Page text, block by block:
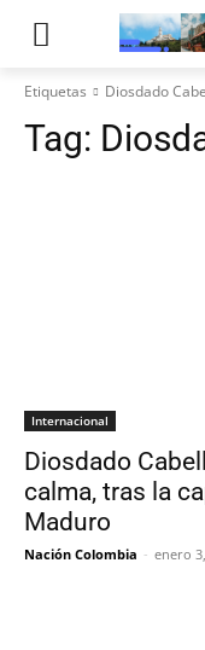
Etiquetas Diosdado
Tag:
Internacional
Diosdado
calma, tras la
Maduro
Nación Colombia - enero